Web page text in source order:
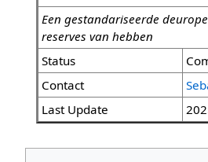
Een gestandariseerde
reserves van hebben
Status
Contact
Last Update